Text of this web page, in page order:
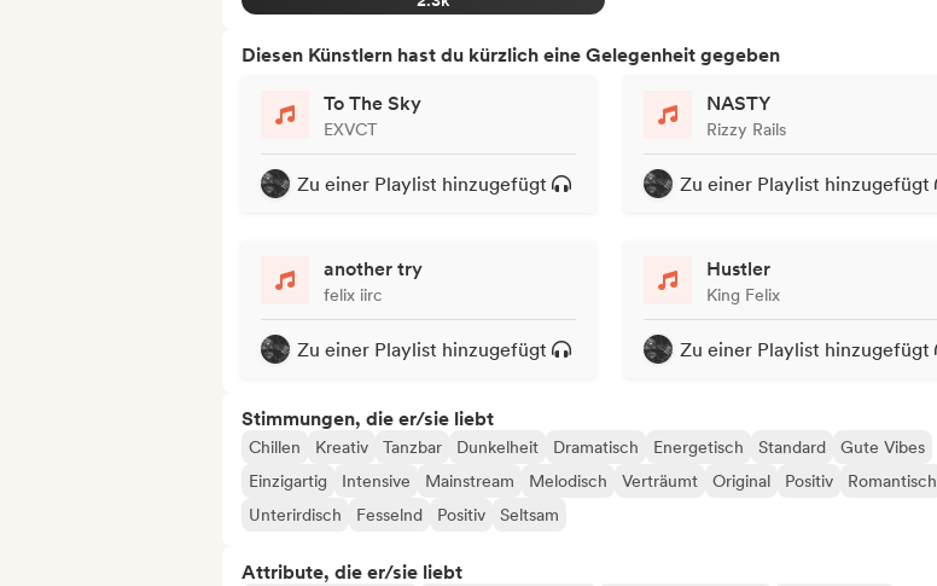
Diesen Künstlern hast du kürzlich eine Gelegenheit gegeben
To The Sky
EXVCT
Zu einer Playlist hinzugefügt
NASTY
Rizzy Rails
Zu einer Playlist hinzugefügt
another try
felix iirc
Zu einer Playlist hinzugefügt
Hustler
King Felix
Zu einer Playlist hinzugefügt
Stimmungen, die er/sie liebt
Chillen Kreativ Tanzbar Dunkelheit Dramatisch Energetisch Standard
Gute Vibes
Einzigartig
Intensive Mainstream Melodisch Verträumt Original Positiv
Romantisch
Unterirdisch
Fesselnd Positiv Seltsam
Attribute, die er/sie liebt